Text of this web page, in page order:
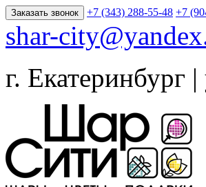
Заказать звонок +7 (343) 288-55-48 +7
shar-
г. Екатеринбург